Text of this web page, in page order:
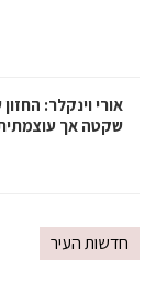
אורי וינקלר:
שקטה אך
חדשות העיר